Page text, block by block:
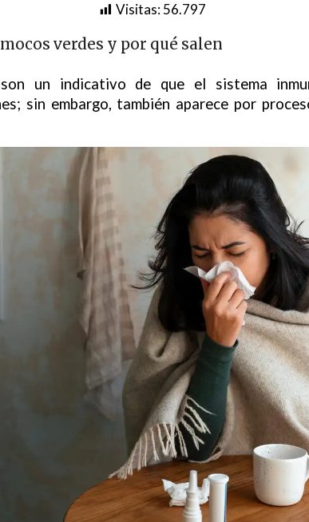
Visitas:56.797
verdes y por qué salen
un indicativo de que el sistema
sin embargo, también aparece por